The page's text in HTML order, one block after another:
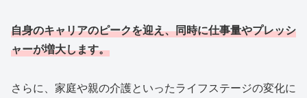
自身のキャリアのピークを迎え、同時に仕事量やプレッシ
ャーが増大します。
さらに、家庭や親の介護といったライフステージの変化に